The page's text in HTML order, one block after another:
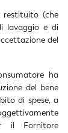
restituito (che
lavaggio e di
del
ha
del bene
di spese, a
il Fornitore